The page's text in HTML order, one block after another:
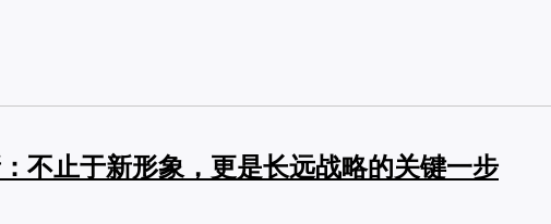
不止于新形象，更是长远战略的关键一步